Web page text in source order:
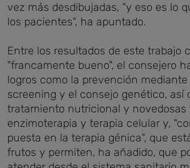
vez más desdibujadas, "y eso es lo
los pacientes", ha apuntado.
Entre los resultados de este trabajo
"francamente bueno", el consejero
logros como la prevención mediante
screening y el consejo genético, así
tratamiento nutricional y novedosas
enzimoterapia y terapia celular y,
puesta en la terapia génica", que
frutos y permiten, ha añadido, que